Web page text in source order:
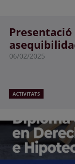
y
06/02/2025
ACTIVITATS